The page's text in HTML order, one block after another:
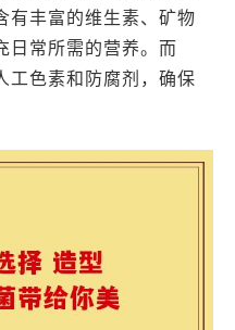
有丰富的维生素、矿物
日常所需的营养。而
工色素和防腐剂，确保